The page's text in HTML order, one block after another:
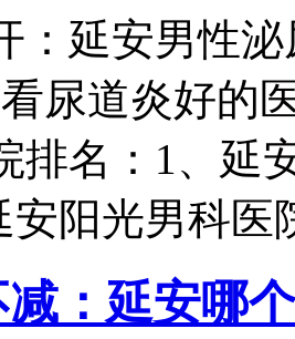
：延安男性
尿道炎好的
排名：1、延
安阳光男科
：延安哪